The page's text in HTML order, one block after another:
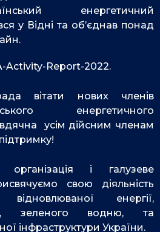
енергетичний
у Відні та об’єднав понад
Activity-Report-2022.
вітати нових членів
енергетичного
усім дійсним членам
і галузеве
свою діяльність
енергії,
зеленого водню, та
інфраструктури України.